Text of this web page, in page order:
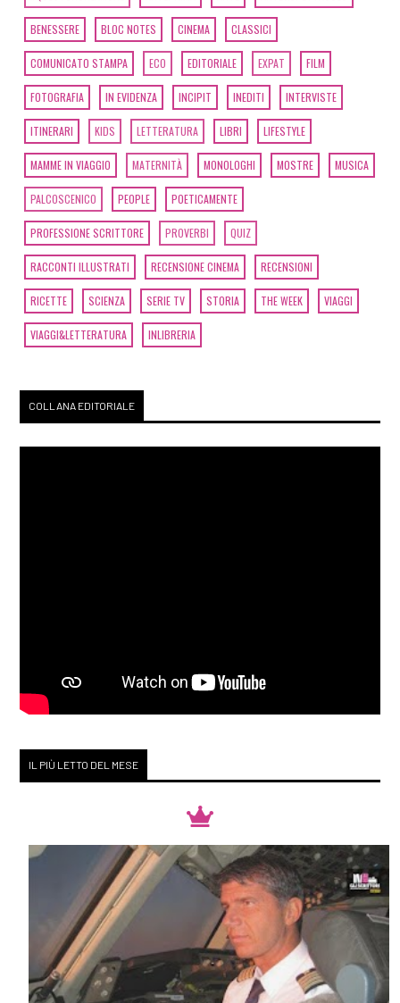
BENESSERE BLOC NOTES CINEMA CLASSICI
COMUNICATO STAMPA ECO EDITORIALE EXPAT FILM
FOTOGRAFIA IN EVIDENZA INCIPIT INEDITI INTERVISTE
ITINERARI KIDS LETTERATURA LIBRI LIFESTYLE
MAMME IN VIAGGIO MATERNITÀ MONOLOGHI MOSTRE MUSICA
PALCOSCENICO PEOPLE POETICAMENTE
PROFESSIONE SCRITTORE PROVERBI QUIZ
RACCONTI ILLUSTRATI RECENSIONE CINEMA RECENSIONI
RICETTE SCIENZA SERIE TV STORIA THE WEEK VIAGGI
VIAGGI&LETTERATURA INLIBRERIA
COLLANA EDITORIALE
IL PIÙ LETTO DEL MESE